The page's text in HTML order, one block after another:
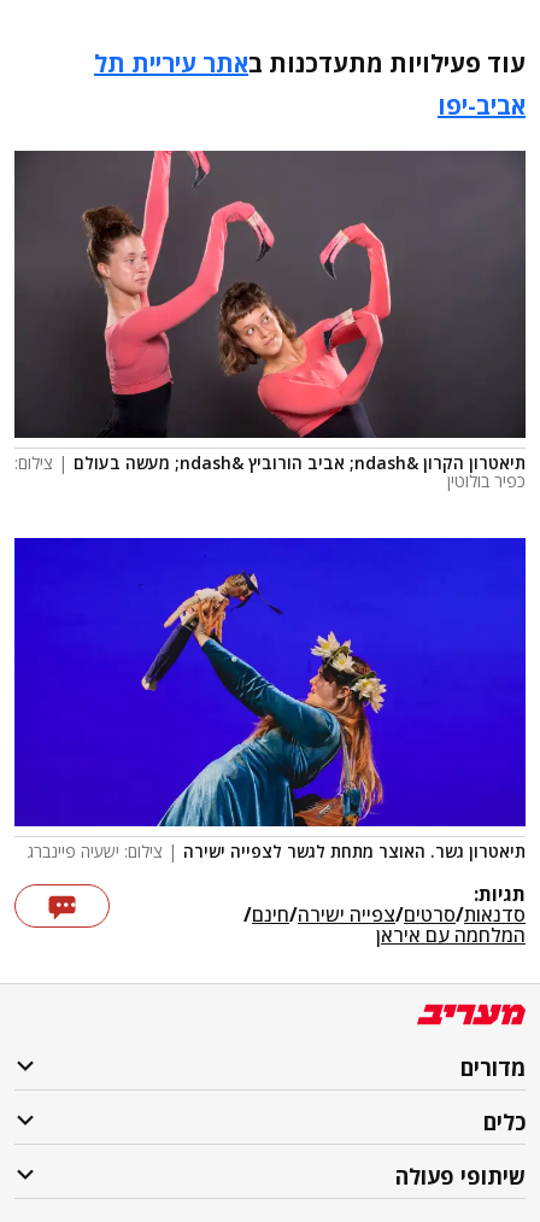
עוד פעילויות מתעדכנות באתר עיריית תל
אביב-יפו
תיאטרון הקרון &ndash; אביב הורוביץ &ndash; מעשה בעולם | צילום:
כפיר בולוטין
תיאטרון גשר. האוצר מתחת לגשר לצפייה ישירה | צילום: ישעיה פיינברג
תגיות:
סדנאות/סרטים/צפייה ישירה/חינם/
המלחמה עם איראן
מדורים
כלים
שיתופי פעולה